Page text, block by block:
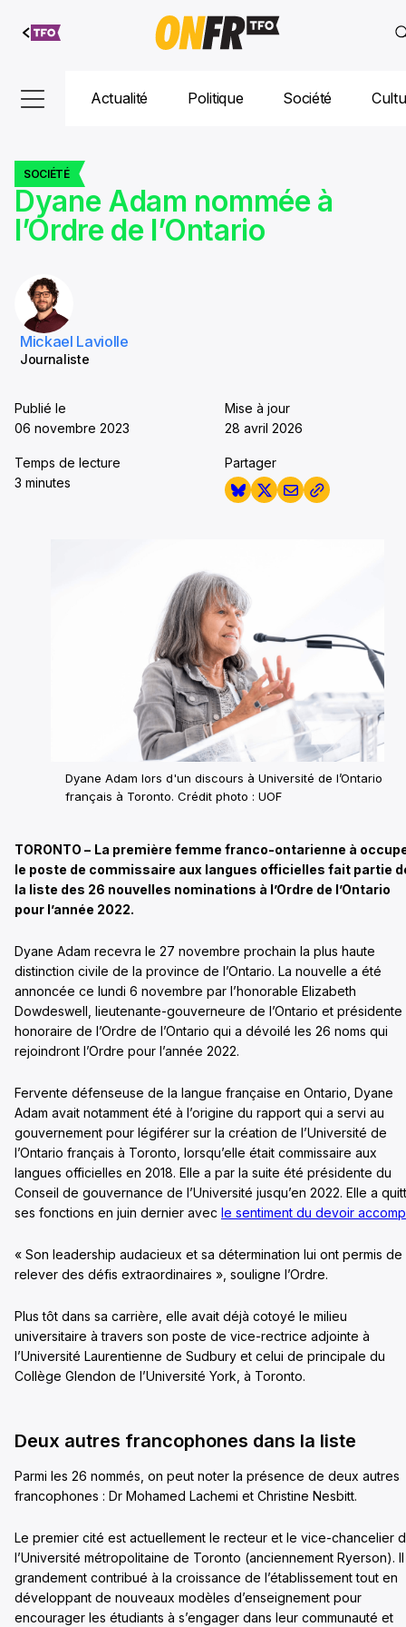
Aller au
contenu
Actualité Politique Société
SOCIÉTÉ
Dyane Adam nommée à
l’Ordre de l’Ontario
Mickael Laviolle
Journaliste
Publié le
06 novembre 2023
Mise à jour
28 avril 2026
Temps de lecture
3 minutes
Partager
Dyane Adam lors d'un discours à Université de l’Ontario
français à Toronto. Crédit photo : UOF
TORONTO – La première femme franco-ontarienne à
le poste de commissaire aux langues officielles fait partie
la liste des 26 nouvelles nominations à l’Ordre de l’Ontario
pour l’année 2022.
Dyane Adam recevra le 27 novembre prochain la plus haute
distinction civile de la province de l’Ontario. La nouvelle a été
annoncée ce lundi 6 novembre par l’honorable Elizabeth
Dowdeswell, lieutenante-gouverneure de l’Ontario et présidente
honoraire de l’Ordre de l’Ontario qui a dévoilé les 26 noms qui
rejoindront l’Ordre pour l’année 2022.
Fervente défenseuse de la langue française en Ontario, Dyane
Adam avait notamment été à l’origine du rapport qui a servi au
gouvernement pour légiférer sur la création de l’Université de
l’Ontario français à Toronto, lorsqu’elle était commissaire aux
langues officielles en 2018. Elle a par la suite été présidente du
Conseil de gouvernance de l’Université jusqu’en 2022. Elle a
ses fonctions en juin dernier avec le sentiment du devoir
« Son leadership audacieux et sa détermination lui ont permis de
relever des défis extraordinaires », souligne l’Ordre.
Plus tôt dans sa carrière, elle avait déjà cotoyé le milieu
universitaire à travers son poste de vice-rectrice adjointe à
l’Université Laurentienne de Sudbury et celui de principale du
Collège Glendon de l’Université York, à Toronto.
Deux autres francophones dans la liste
Parmi les 26 nommés, on peut noter la présence de deux autres
francophones : Dr Mohamed Lachemi et Christine Nesbitt.
Le premier cité est actuellement le recteur et le vice-chancelier
l’Université métropolitaine de Toronto (anciennement Ryerson).
grandement contribué à la croissance de l’établissement tout en
développant de nouveaux modèles d’enseignement pour
encourager les étudiants à s’engager dans leur communauté et